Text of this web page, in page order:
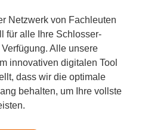
Netzwerk von Fachleuten
für alle Ihre Schlosser-
Alle unsere
innovativen digitalen Tool
dass wir die optimale
behalten, um Ihre vollste